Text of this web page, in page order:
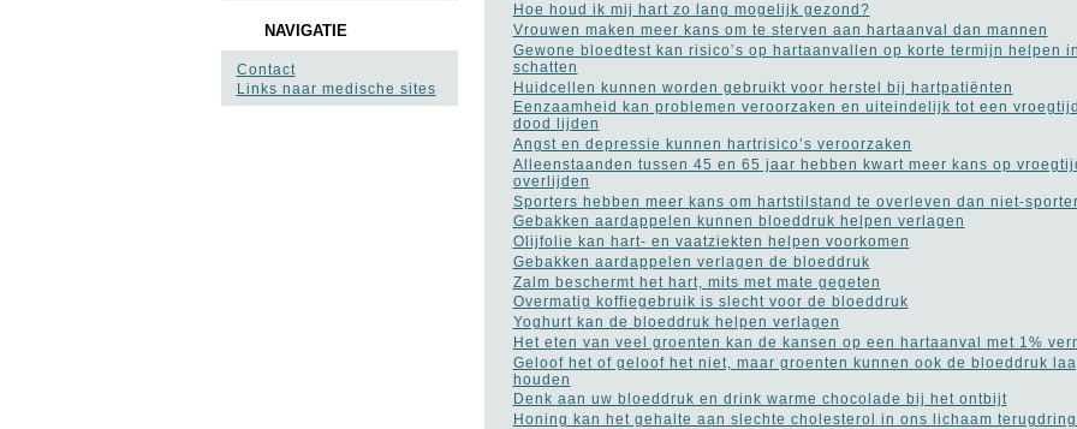
NAVIGATIE
Contact
Links naar medische sites
Hoe houd ik mij hart zo lang mogelijk gezond?
Vrouwen maken meer kans om te sterven aan hartaanval dan mannen
Gewone bloedtest kan risico’s op hartaanvallen op korte termijn helpen in
schatten
Huidcellen kunnen worden gebruikt voor herstel bij hartpatiënten
Eenzaamheid kan problemen veroorzaken en uiteindelijk tot een
dood lijden
Angst en depressie kunnen hartrisico’s veroorzaken
Alleenstaanden tussen 45 en 65 jaar hebben kwart meer kans op
overlijden
Sporters hebben meer kans om hartstilstand te overleven dan niet-
Gebakken aardappelen kunnen bloeddruk helpen verlagen
Olijfolie kan hart- en vaatziekten helpen voorkomen
Gebakken aardappelen verlagen de bloeddruk
Zalm beschermt het hart, mits met mate gegeten
Overmatig koffiegebruik is slecht voor de bloeddruk
Yoghurt kan de bloeddruk helpen verlagen
Het eten van veel groenten kan de kansen op een hartaanval met 1%
Geloof het of geloof het niet, maar groenten kunnen ook de bloeddruk
houden
Denk aan uw bloeddruk en drink warme chocolade bij het ontbijt
Honing kan het gehalte aan slechte cholesterol in ons lichaam